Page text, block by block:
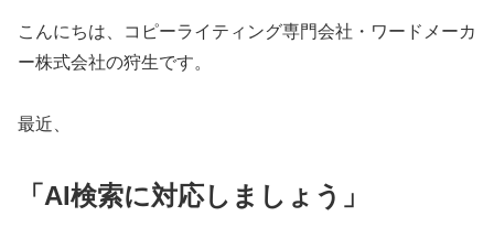
こんにちは、コピーライティング専門会社・ワードメーカ
ー株式会社の狩生です。
最近、
「AI検索に対応しましょう」